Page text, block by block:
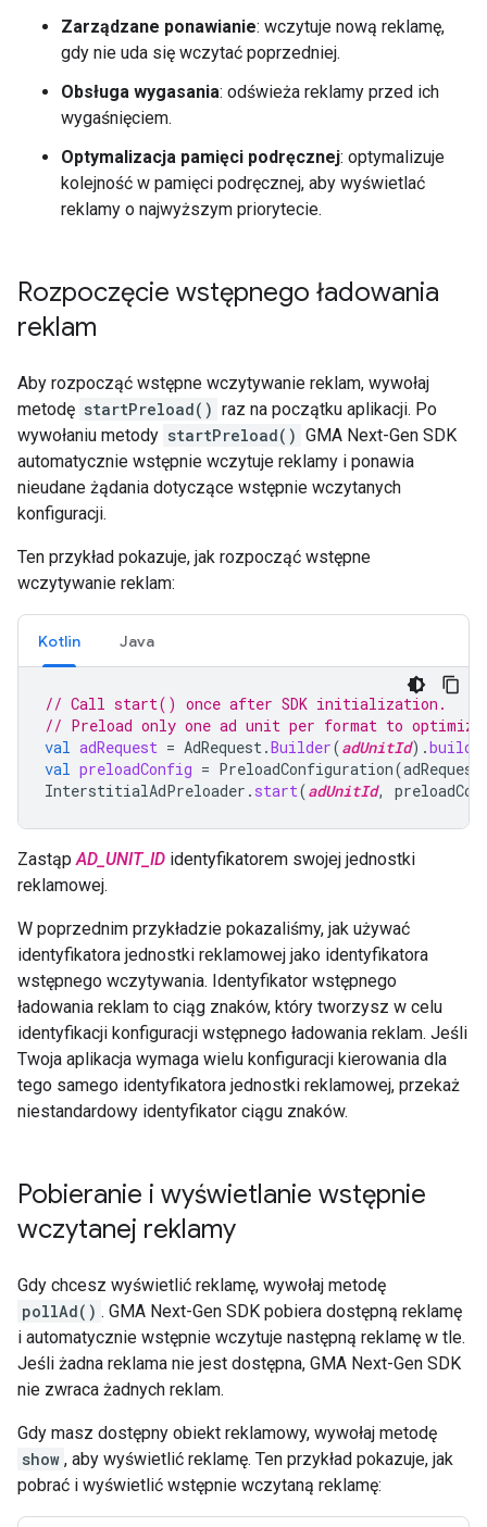
Zarządzane ponawianie: wczytuje nową reklamę,
gdy nie uda się wczytać poprzedniej.
Obsługa wygasania: odświeża reklamy przed ich
wygaśnięciem.
Optymalizacja pamięci podręcznej: optymalizuje
kolejność w pamięci podręcznej, aby wyświetlać
reklamy o najwyższym priorytecie.
Rozpoczęcie wstępnego ładowania
reklam
Aby rozpocząć wstępne wczytywanie reklam, wywołaj
metodę startPreload() raz na początku aplikacji. Po
wywołaniu metody startPreload() GMA Next-Gen SDK
automatycznie wstępnie wczytuje reklamy i ponawia
nieudane żądania dotyczące wstępnie wczytanych
konfiguracji.
Ten przykład pokazuje, jak rozpocząć wstępne
wczytywanie reklam:
Kotlin Java
// Call start() once after SDK initialization.
// Preload only one ad unit per format to optimize
val adRequest = AdRequest.Builder(adUnitId).build
val preloadConfig = PreloadConfiguration(adRequest
InterstitialAdPreloader . start(adUnitId,
ZastąpAD_UNIT_ID identyfikatorem swojej jednostki
reklamowej.
W poprzednim przykładzie pokazaliśmy, jak używać
identyfikatora jednostki reklamowej jako identyfikatora
wstępnego wczytywania. Identyfikator wstępnego
ładowania reklam to ciąg znaków, który tworzysz w celu
identyfikacji konfiguracji wstępnego ładowania reklam. Jeśli
Twoja aplikacja wymaga wielu konfiguracji kierowania dla
tego samego identyfikatora jednostki reklamowej, przekaż
niestandardowy identyfikator ciągu znaków.
Pobieranie i wyświetlanie wstępnie
wczytanej reklamy
Gdy chcesz wyświetlić reklamę, wywołaj metodę
pollAd() . GMA Next-Gen SDK pobiera dostępną reklamę
i automatycznie wstępnie wczytuje następną reklamę w tle.
Jeśli żadna reklama nie jest dostępna, GMA Next-Gen SDK
nie zwraca żadnych reklam.
Gdy masz dostępny obiekt reklamowy, wywołaj metodę
show , aby wyświetlić reklamę. Ten przykład pokazuje, jak
pobrać i wyświetlić wstępnie wczytaną reklamę: